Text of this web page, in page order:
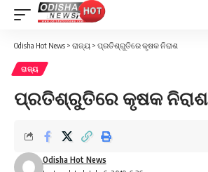
Odisha Hot News > ରାଜ୍ୟ > ପ୍ରତିଶ୍ରୁତିରେ କୃଷକ ନିରାଶ
ରାଜ୍ୟ
ପ୍ରତିଶ୍ରୁତିରେ କୃଷକ ନିରାଶ
Odisha Hot News